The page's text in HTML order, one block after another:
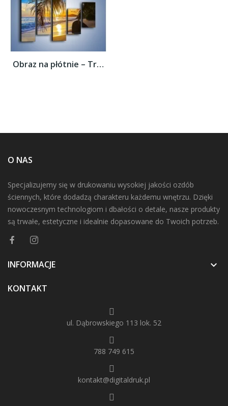
Obraz na płótnie – Tropikalna roślinność...
O NAS
Specjalizujemy się w drukowaniu wysokiej jakości ozdób
ściennych, które dodadzą charakteru każdemu wnętrzu. Dzięki
nowoczesnym technologiom i dbałości o detale, nasze produkty
są trwałe, estetyczne i idealnie dopasowane do Twoich potrzeb.
INFORMACJE 
KONTAKT
ul. Dąbrowskiego 113 lok. 52
788 749 615
kontakt@digitaldruk.pl